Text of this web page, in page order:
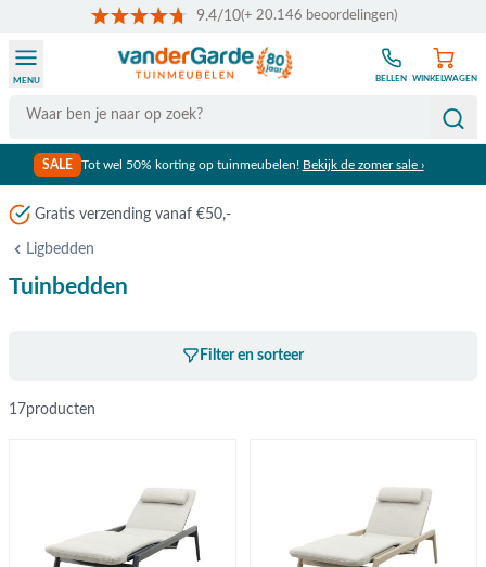
9.4/10(+ 20.146 beoordelingen)
Search
MENU BELLEN WINKELWAGEN
SALE Tot wel 50% korting op tuinmeubelen! Bekijk de zomer sale ›
Gratis verzending vanaf €50,-
Ligbedden
Tuinbedden
Filter en sorteer
17producten